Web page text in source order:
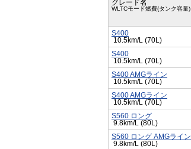
グレード名
WLTCモード燃費(タンク容量)
S400
10.5km/L (70L)
S400
10.5km/L (70L)
S400 AMGライン
10.5km/L (70L)
S400 AMGライン
10.5km/L (70L)
S560 ロング
9.8km/L (80L)
S560 ロング AMGライン
9.8km/L (80L)